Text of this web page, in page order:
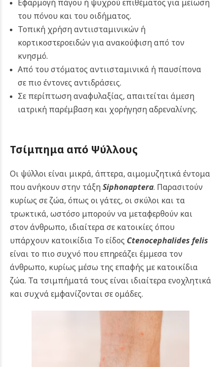
Εφαρμογή πάγου ή ψυχρού επιθέματος για μείωση
του πόνου και του οιδήματος.
Τοπική χρήση αντιισταμινικών ή
κορτικοστεροειδών για ανακούφιση από τον
κνησμό.
Από του στόματος αντιισταμινικά ή παυσίπονα
σε πιο έντονες αντιδράσεις.
Σε περίπτωση αναφυλαξίας, απαιτείται άμεση
ιατρική παρέμβαση και χορήγηση αδρεναλίνης.
Τσίμπημα από Ψύλλους
Οι ψύλλοι είναι μικρά, άπτερα, αιμομυζητικά έντομα
που ανήκουν στην τάξηSiphonaptera. Παρασιτούν
κυρίως σε ζώα, όπως οι γάτες, οι σκύλοι και τα
τρωκτικά, ωστόσο μπορούν να μεταφερθούν και
στον άνθρωπο, ιδιαίτερα σε κατοικίες όπου
υπάρχουν κατοικίδια Το είδος Ctenocephalides felis
είναι το πιο συχνό που επηρεάζει έμμεσα τον
άνθρωπο, κυρίως μέσω της επαφής με κατοικίδια
ζώα. Τα τσιμπήματά τους είναι ιδιαίτερα ενοχλητικά
και συχνά εμφανίζονται σε ομάδες.